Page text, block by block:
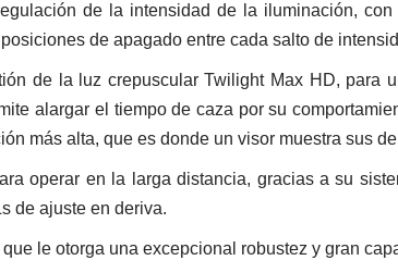
de la intensidad de la iluminación,
de apagado entre cada salto de
de la luz crepuscular Twilight Max HD,
alargar el tiempo de caza por su
más alta, que es donde un visor muestra sus
operar en la larga distancia, gracias a su
de ajuste en deriva.
le otorga una excepcional robustez y gran